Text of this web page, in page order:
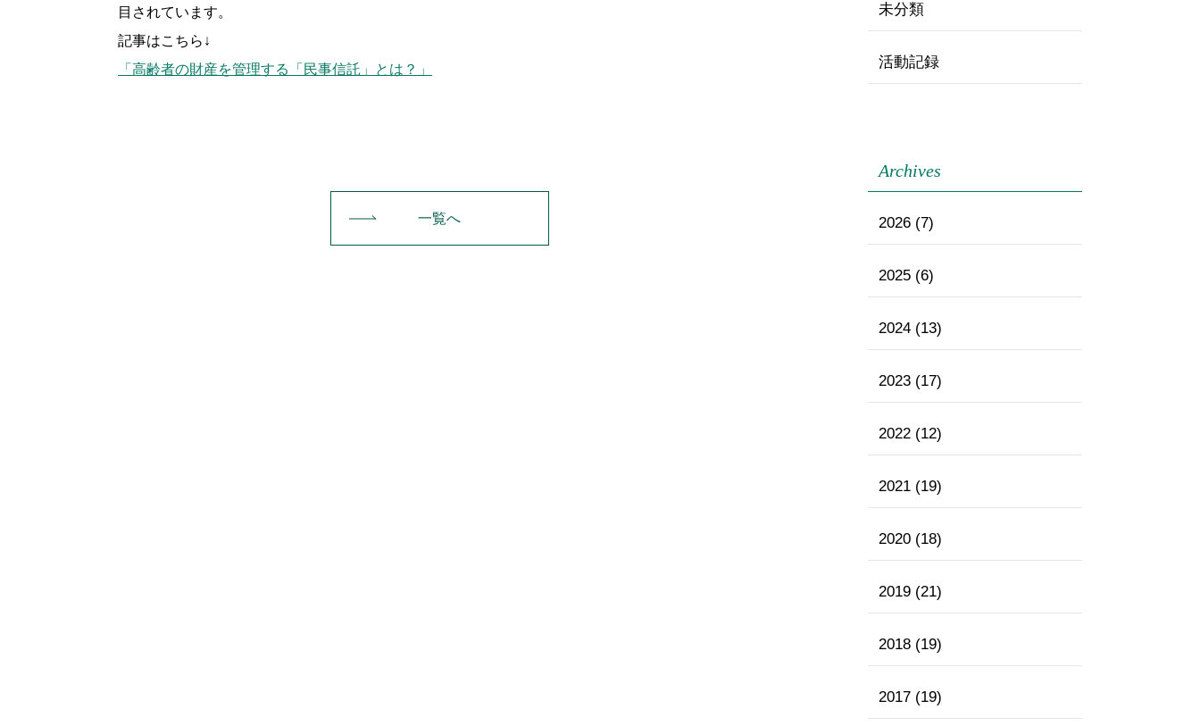
目されています。
記事はこちら↓
「高齢者の財産を管理する「民事信託」とは？」
一覧へ
未分類
活動記録
Archives
2026 (7)
2025 (6)
2024 (13)
2023 (17)
2022 (12)
2021 (19)
2020 (18)
2019 (21)
2018 (19)
2017 (19)